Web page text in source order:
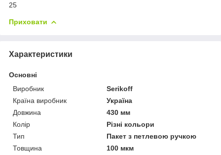
25
Приховати
Характеристики
Основні
Виробник
Serikoff
Країна виробник
Україна
Довжина
430 мм
Колір
Різні кольори
Тип
Пакет з петлевою ручкою
Товщина
100 мкм